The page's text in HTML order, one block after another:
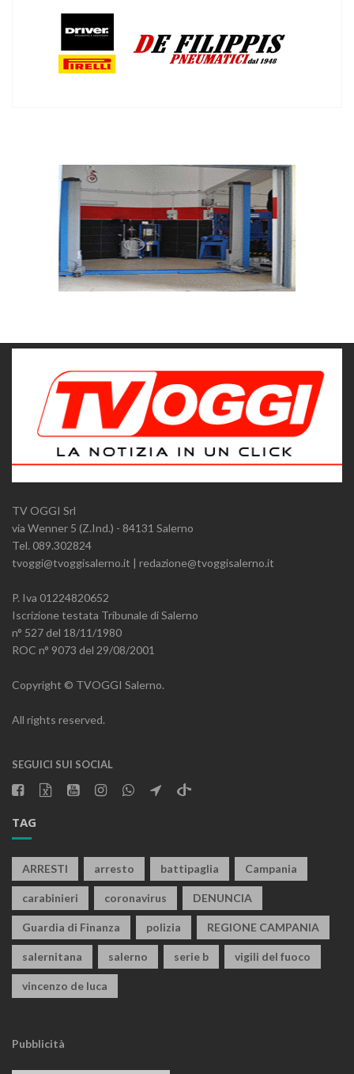
TV OGGI Srl
via Wenner 5 (Z.Ind.) - 84131 Salerno
Tel. 089.302824
tvoggi@tvoggisalerno.it | redazione@tvoggisalerno.it
P. Iva 01224820652
Iscrizione testata Tribunale di Salerno
n° 527 del 18/11/1980
ROC n° 9073 del 29/08/2001
Copyright © TVOGGI Salerno.
All rights reserved.
SEGUICI SUI SOCIAL
TAG
ARRESTI arresto battipaglia Campania
carabinieri coronavirus DENUNCIA
Guardia di Finanza polizia REGIONE CAMPANIA
salernitana salerno serie b vigili del fuoco
vincenzo de luca
Pubblicità